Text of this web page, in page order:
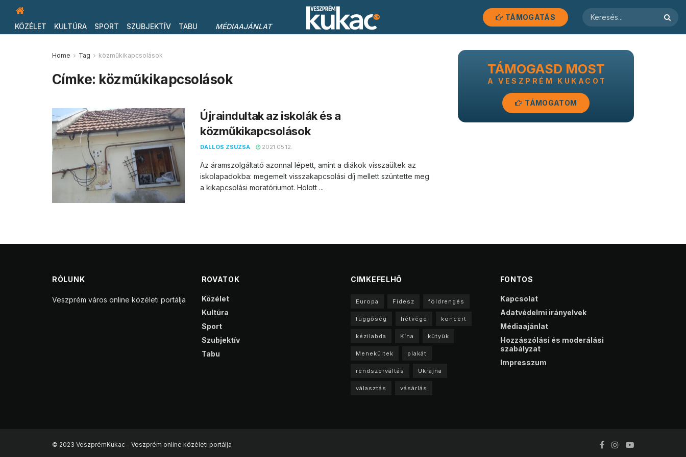
KÖZÉLET KULTÚRA SPORT SZUBJEKTÍV TABU MÉDIAAJÁNLAT
TÁMOGATÁS
Home Tag közműkikapcsolások
Címke: közműkikapcsolások
Újraindultak az iskolák és a
közműkikapcsolások
DALLOS ZSUZSA 2021.05.12.
Az áramszolgáltató azonnal lépett, amint a diákok visszaültek az
iskolapadokba: megemelt visszakapcsolási díj mellett szüntette meg
a kikapcsolási moratóriumot. Holott ...
TÁMOGASD MOST
A VESZPRÉM KUKACOT
TÁMOGATOM
RÓLUNK
Veszprém város online közéleti portálja
ROVATOK
Közélet
Kultúra
Sport
Szubjektív
Tabu
CIMKEFELHŐ
Europa Fidesz földrengés
függőség hétvége koncert
kézilabda Kína kütyük
Menekültek plakát
rendszerváltás Ukrajna
választás vásárlás
FONTOS
Kapcsolat
Adatvédelmi irányelvek
Médiaajánlat
Hozzászólási és moderálási
szabályzat
Impresszum
© 2023 VeszprémKukac - Veszprém online közéleti portálja